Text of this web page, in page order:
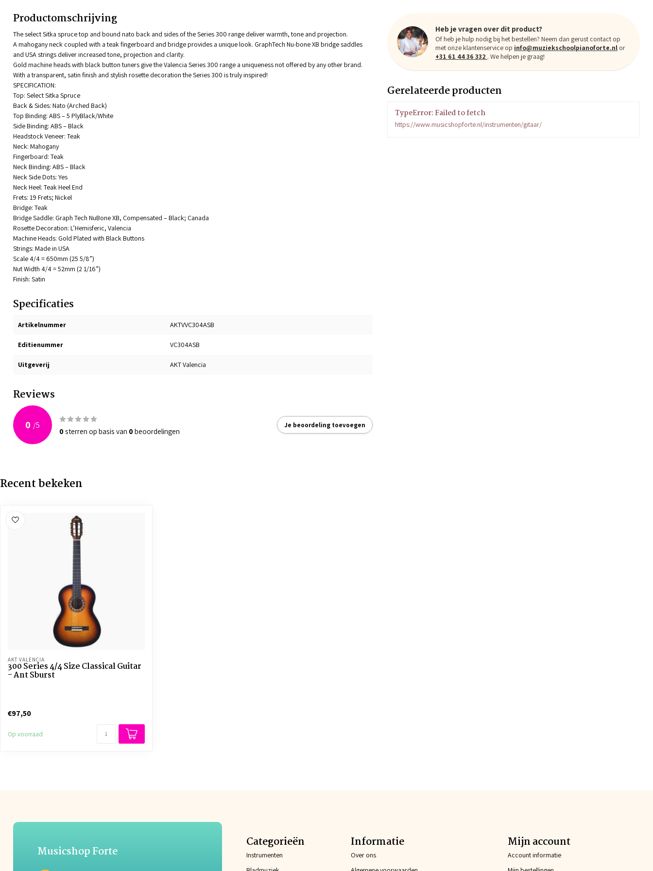
Productomschrijving
The select Sitka spruce top and bound nato back and sides of the Series 300 range deliver warmth, tone and projection.
A mahogany neck coupled with a teak fingerboard and bridge provides a unique look. GraphTech Nu-bone XB bridge saddles
and USA strings deliver increased tone, projection and clarity.
Gold machine heads with black button tuners give the Valencia Series 300 range a uniqueness not offered by any other brand.
With a transparent, satin finish and stylish rosette decoration the Series 300 is truly inspired!
SPECIFICATION:
Top: Select Sitka Spruce
Back & Sides: Nato (Arched Back)
Top Binding: ABS – 5 PlyBlack/White
Side Binding: ABS – Black
Headstock Veneer: Teak
Neck: Mahogany
Fingerboard: Teak
Neck Binding: ABS – Black
Neck Side Dots: Yes
Neck Heel: Teak Heel End
Frets: 19 Frets; Nickel
Bridge: Teak
Bridge Saddle: Graph Tech NuBone XB, Compensated – Black; Canada
Rosette Decoration: L’Hemisferic, Valencia
Machine Heads: Gold Plated with Black Buttons
Strings: Made in USA
Scale 4/4 = 650mm (25 5/8”)
Nut Width 4/4 = 52mm (2 1/16”)
Finish: Satin
Specificaties
Artikelnummer AKTVVC304ASB
Editienummer VC304ASB
Uitgeverij AKT Valencia
Reviews
0 /5
0 sterren op basis van 0 beoordelingen
Je beoordeling toevoegen
Heb je vragen over dit product?
Of heb je hulp nodig bij het bestellen? Neem dan gerust contact op
met onze klantenservice op info@muziekschoolpianoforte.nl or
+31 61 44 36 332 . We helpen je graag!
Gerelateerde producten
TypeError: Failed to fetch
https://www.musicshopforte.nl/instrumenten/gitaar/
Recent bekeken
AKT VALENCIA
300 Series 4/4 Size Classical Guitar
- Ant Sburst
€97,50
Op voorraad
Musicshop Forte
Categorieën
Instrumenten
Informatie
Over ons
Mijn account
Account informatie